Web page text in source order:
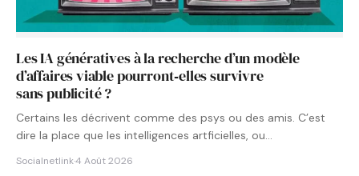
Les IA génératives à la recherche d’un modèle
d’affaires viable pourront‑elles survivre
sans publicité ?
Certains les décrivent comme des psys ou des amis. C’est
dire la place que les intelligences artficielles, ou…
Socialnetlink·4 Août 2026